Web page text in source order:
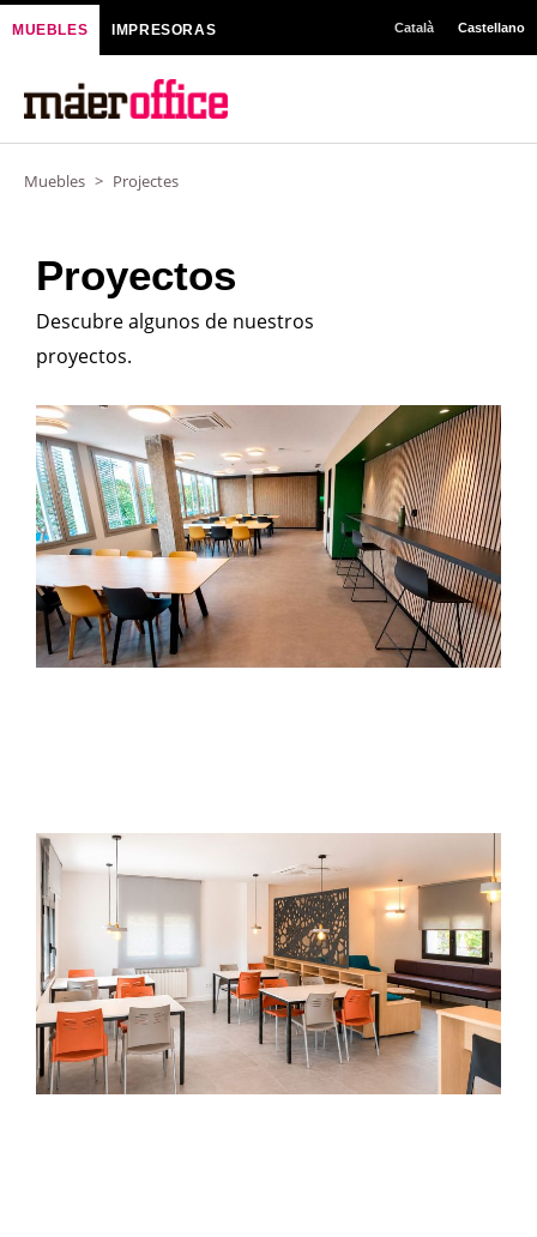
contenido
MUEBLES IMPRESORAS Català Castellano
Muebles > Projectes
Proyectos
Descubre algunos de nuestros
proyectos.